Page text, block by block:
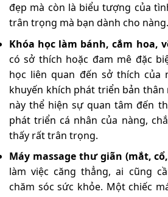
đẹp mà còn là biểu tượng của
trân trọng mà bạn dành cho nàng.
Khóa học làm bánh, cắm hoa,
có sở thích hoặc đam mê đặc
học liên quan đến sở thích của
khuyến khích phát triển bản thân
này thể hiện sự quan tâm đến
phát triển cá nhân của nàng,
thấy rất trân trọng.
Máy massage thư giãn (mắt,
làm việc căng thẳng, ai cũng
chăm sóc sức khỏe. Một chiếc